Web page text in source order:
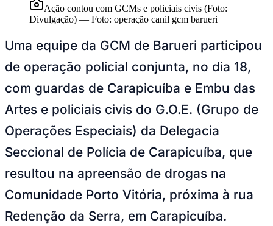
Para Sua Empresa
Anuncie no Portal
Anunciar VagasNovo
Publicidade Legal
NFL
UFC
Tênis (ATP)
MLB
NHL
Atletismo
Vôlei
NBB
Competições de Futebol
Brasileirão Série A
Ação contou com GCMs e policiais civis (Foto:
Divulgação) — Foto: operação canil gcm barueri
Uma equipe da GCM de Barueri participou
de operação policial conjunta, no dia 18,
com guardas de Carapicuíba e Embu das
Artes e policiais civis do G.O.E. (Grupo de
Operações Especiais) da Delegacia
Seccional de Polícia de Carapicuíba, que
resultou na apreensão de drogas na
Comunidade Porto Vitória, próxima à rua
Redenção da Serra, em Carapicuíba.